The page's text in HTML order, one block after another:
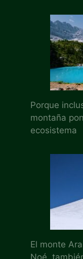
Porque
montaña
ecosistema
El monte